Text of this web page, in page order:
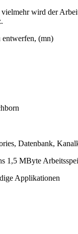
wird der
entwerfen, (mn)
Datenbank,
1,5 MByte
Applikationen